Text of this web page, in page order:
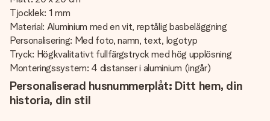
Tjocklek: 1 mm
Material: Aluminium med en vit, reptålig basbeläggning
Personalisering: Med foto, namn, text, logotyp
Tryck: Högkvalitativt fullfärgstryck med hög upplösning
Monteringssystem: 4 distanser i aluminium (ingår)
Personaliserad husnummerplåt: Ditt hem, din
historia, din stil